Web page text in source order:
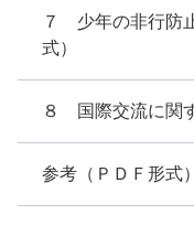
７ 少年の非行防
式）
８ 国際交流に関
参考（ＰＤＦ形式